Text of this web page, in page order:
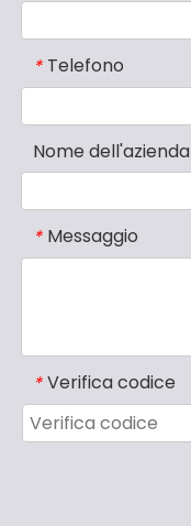
* Telefono
Nome dell'azienda
* Messaggio
* Verifica codice